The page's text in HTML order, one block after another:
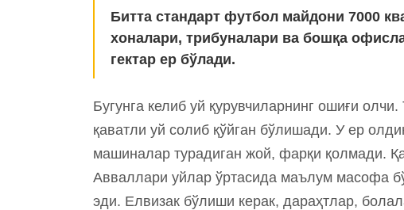
Битта стандарт футбол майдони 7000
хоналари, трибуналари ва бошқа
гектар ер бўлади.
Бугунга келиб уй қурувчиларнинг ошиғи
қаватли уй солиб қўйган бўлишади. У ер
машиналар турадиган жой, фарқи қолмади.
Авваллари уйлар ўртасида маълум масофа
эди. Елвизак бўлиши керак, дараҳтлар,